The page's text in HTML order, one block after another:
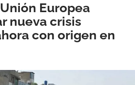
Europea
nueva crisis
con origen en